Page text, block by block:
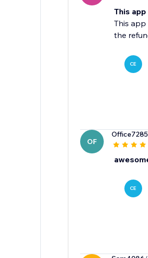
This
This
the
CE
OF
CE